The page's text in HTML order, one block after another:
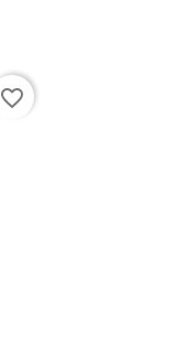
favorite_border